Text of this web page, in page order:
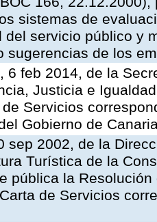
sistemas de
del servicio público y
sugerencias de los
6 feb 2014, de la
Justicia e
Servicios
Gobierno de
sep 2002, de la
Turística de la
pública la
de Servicios